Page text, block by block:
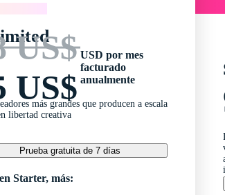
US$
US$
USD por mes
facturado
anualmente
más grandes que producen a escala
libertad creativa
Prueba gratuita de 7 días
Starter, más: